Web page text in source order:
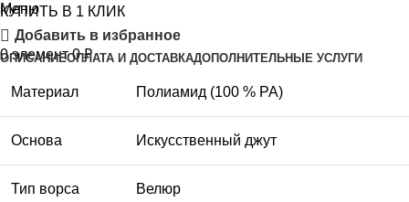
Меню
0элемент 0₽
КУПИТЬ В 1 КЛИК
Добавить в избранное
ОПИСАНИЕОПЛАТА И ДОСТАВКАДОПОЛНИТЕЛЬНЫЕ УСЛУГИ
Материал Полиамид (100 % PA)
Основа Искусственный джут
Тип ворса Велюр